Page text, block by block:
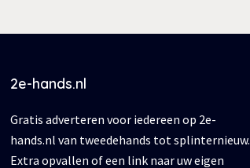
2e-hands.nl
Gratis adverteren voor iedereen op 2e-
hands.nl van tweedehands tot splinternieuw.
Extra opvallen of een link naar uw eigen